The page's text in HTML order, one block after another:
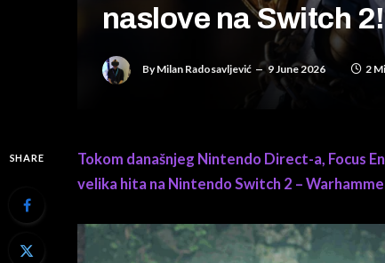
naslove na Switch 2!
By Milan Radosavljević 9 June 2026 2
SHARE
Tokom današnjeg Nintendo Direct-a, Focus
velika hita na Nintendo Switch 2 –